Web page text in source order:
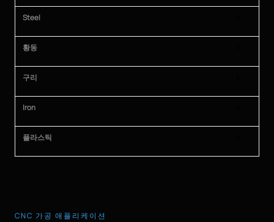
Steel
황동
구리
Iron
플라스틱
CNC 가공 애플리케이션